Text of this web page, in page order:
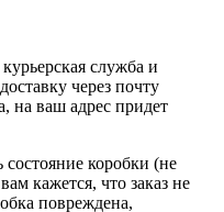
служба и
через почту
на ваш адрес придет
коробки (не
кажется, что заказ не
повреждена,